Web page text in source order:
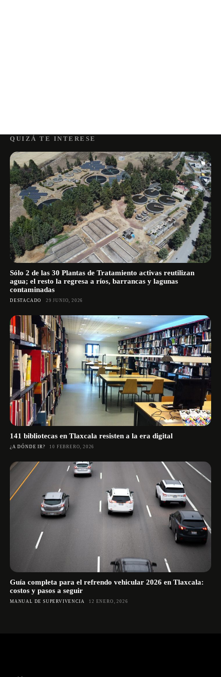
QUIZÁ TE INTERESE
Sólo 2 de las 30 Plantas de Tratamiento activas reutilizan
agua; el resto la regresa a ríos, barrancas y lagunas
contaminadas
DESTACADO 29 JUNIO, 2026
141 bibliotecas en Tlaxcala resisten a la era digital
¿A DÓNDE IR? 10 FEBRERO, 2026
Guía completa para el refrendo vehicular 2026 en Tlaxcala:
costos y pasos a seguir
MANUAL DE SUPERVIVENCIA 12 ENERO, 2026